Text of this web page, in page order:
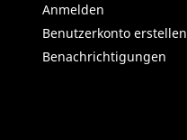
Anmelden
Benutzerkonto erstellen
Benachrichtigungen